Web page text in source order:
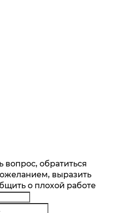
компл
обновления
и специальных
вопрос, обратиться
выразить
о плохой работе